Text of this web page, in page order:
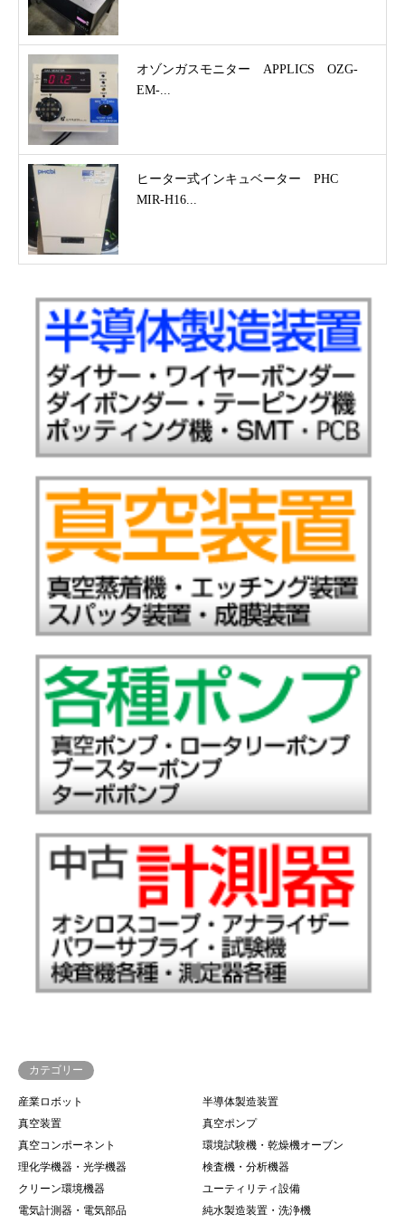
オゾンガスモニター APPLICS OZG-
EM-...
ヒーター式インキュベーター PHC
MIR-H16...
カテゴリー
産業ロボット
半導体製造装置
真空装置
真空ポンプ
真空コンポーネント
環境試験機・乾燥機オーブン
理化学機器・光学機器
検査機・分析機器
クリーン環境機器
ユーティリティ設備
電気計測器・電気部品
純水製造装置・洗浄機